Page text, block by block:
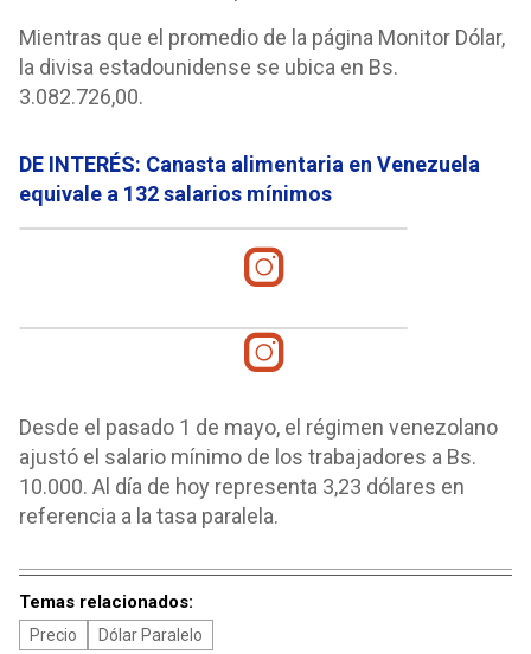
Mientras que el promedio de la página Monitor Dólar,
la divisa estadounidense se ubica en Bs.
3.082.726,00.
DE INTERÉS: Canasta alimentaria en Venezuela
equivale a 132 salarios mínimos
Desde el pasado 1 de mayo, el régimen venezolano
ajustó el salario mínimo de los trabajadores a Bs.
10.000. Al día de hoy representa 3,23 dólares en
referencia a la tasa paralela.
Temas relacionados:
Precio Dólar Paralelo